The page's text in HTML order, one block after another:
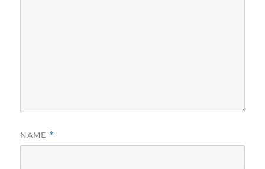
NAME *